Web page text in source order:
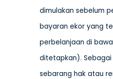
dimulakan sebelum
bayaran ekor yang
perbelanjaan di
ditetapkan).
sebarang hak atau